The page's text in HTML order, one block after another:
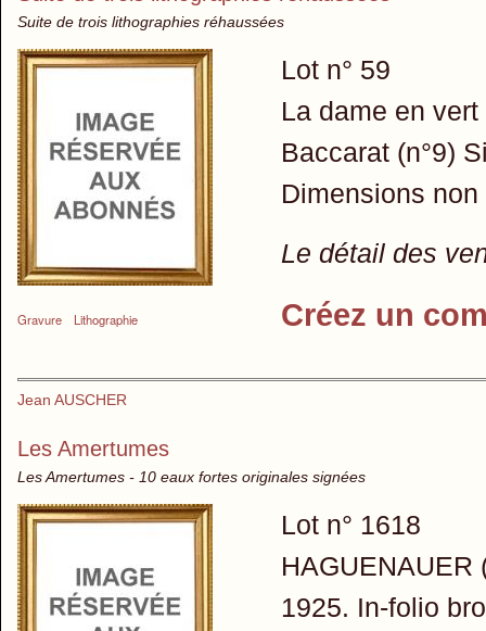
Suite de trois lithographies réhaussées
Gravure Lithographie
Lot n° 59
La dame en
Baccarat (n°9)
Dimensions
Le détail des
Créez un
Jean AUSCHER
Les Amertumes
Les Amertumes - 10 eaux fortes originales signées
Lot n° 1618
HAGUENAUER
1925. In-folio